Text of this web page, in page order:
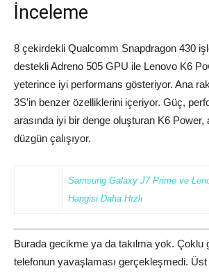
İnceleme
8 çekirdekli Qualcomm Snapdragon 430
destekli Adreno 505 GPU ile Lenovo K6
yeterince iyi performans gösteriyor. Ana
3S’in benzer özelliklerini içeriyor. Güç,
arasında iyi bir denge oluşturan K6 Power,
düzgün çalışıyor.
Samsung Galaxy J7 Prime ve
Hangisi Daha Hızlı
Burada gecikme ya da takılma yok. Çoklu
telefonun yavaşlaması gerçekleşmedi.